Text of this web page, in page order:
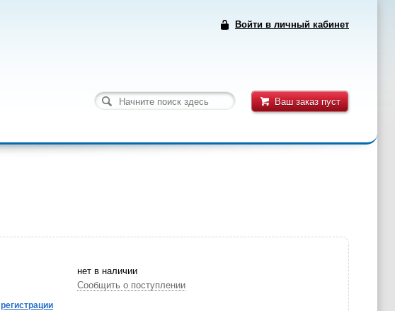
Войти в личный кабинет
Ваш заказ пуст
регистрации
нет в наличии
Сообщить о поступлении